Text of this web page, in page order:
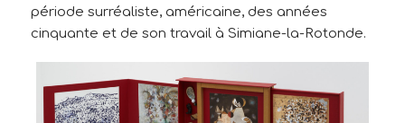
période surréaliste, américaine, des années
cinquante et de son travail à Simiane-la-Rotonde.